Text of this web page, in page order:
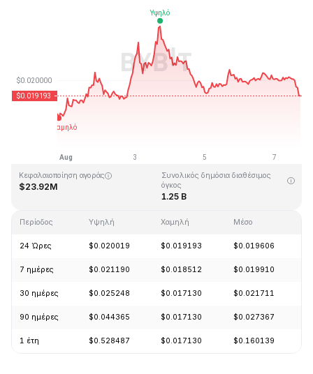
Τελευταία ενημέρωση στις: 2026-08-07, 18:12 GMT+0
$0.016723
Κεφαλαιοποίηση αγοράς
$23.92M
Συνολικός δημόσια διαθέσιμος
όγκος
1.25 B
Περίοδος Υψηλή Χαμηλή Μέσο
24 Ώρες $0.020019 $0.019193 $0.019606
7 ημέρες $0.021190 $0.018512 $0.019910
30 ημέρες $0.025248 $0.017130 $0.021711
90 ημέρες $0.044365 $0.017130 $0.027367
1 έτη $0.528487 $0.017130 $0.160139